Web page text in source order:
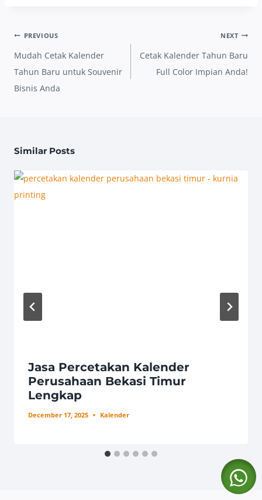
Post
navigation
PREVIOUS
Mudah Cetak Kalender
Tahun Baru untuk Souvenir
Bisnis Anda
NEXT
Cetak Kalender Tahun Baru
Full Color Impian Anda!
Similar Posts
Jasa Percetakan Kalender
Perusahaan Bekasi Timur
Lengkap
December 17, 2025 Kalender